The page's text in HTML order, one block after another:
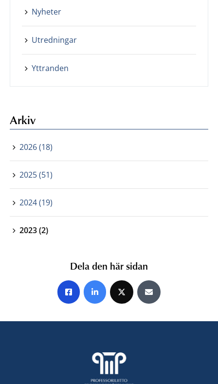
Nyheter
Utredningar
Yttranden
Arkiv
2026 (18)
2025 (51)
2024 (19)
2023 (2)
Dela den här sidan
Share on Facebook
Share on LinkedIn
Share on XShare by E-mail